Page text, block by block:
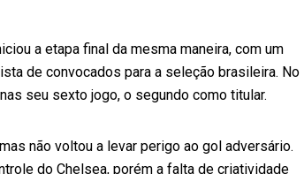
a etapa final da mesma maneira, com um
de convocados para a seleção brasileira. No
seu sexto jogo, o segundo como titular.
não voltou a levar perigo ao gol adversário.
do Chelsea, porém a falta de criatividade